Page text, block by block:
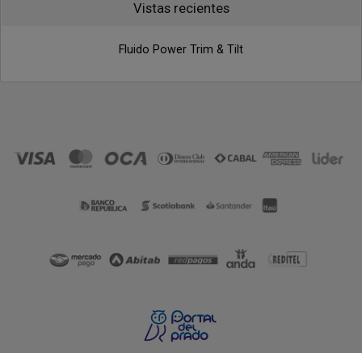
Vistas recientes
Fluido Power Trim & Tilt